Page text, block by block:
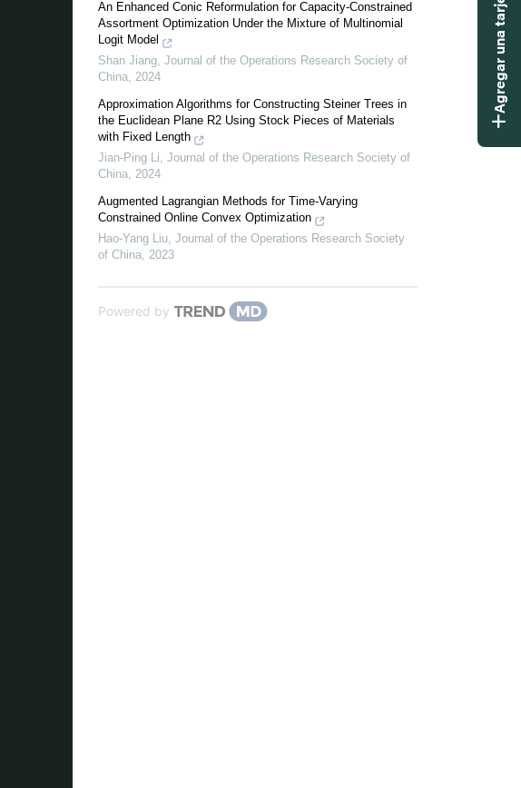
An Enhanced Conic Reformulation for Capacity-Constrained
Assortment Optimization Under the Mixture of Multinomial
Logit Model
Shan Jiang, Journal of the Operations Research Society of
China, 2024
Approximation Algorithms for Constructing Steiner Trees in
the Euclidean Plane R2 Using Stock Pieces of Materials
with Fixed Length
Jian-Ping Li, Journal of the Operations Research Society of
China, 2024
Augmented Lagrangian Methods for Time-Varying
Constrained Online Convex Optimization
Hao-Yang Liu, Journal of the Operations Research Society
of China, 2023
Powered by